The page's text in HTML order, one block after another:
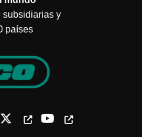
subsidiarias y
países